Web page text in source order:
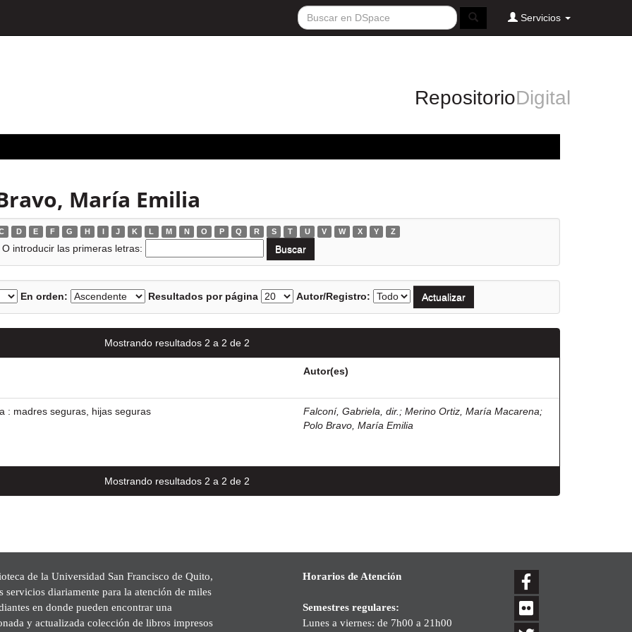
Servicios
RepositorioDigital
María Emilia
D E F G H I J K L M N O P Q R S T U V W X Y Z
O introducir las primeras letras:
En orden: Resultados por página Autor/Registro:
Mostrando resultados 2 a 2 de 2
Autor(es)
: madres seguras, hijas seguras Falconí, Gabriela, dir. ; Merino Ortiz, María Macarena;
Polo Bravo, María Emilia
Mostrando resultados 2 a 2 de 2
de la Universidad San Francisco de Quito,
servicios diariamente para la atención de miles
en donde pueden encontrar una
y actualizada colección de libros impresos
Horarios de Atención
Semestres regulares:
Lunes a viernes: de 7h00 a 21h00